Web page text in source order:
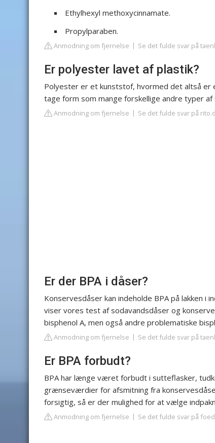
Ethylhexyl methoxycinnamate.
Propylparaben.
Anmodning om fjernelse Se det fulde svar på
Er polyester lavet af plastik?
Polyester er et kunststof, hvormed det altså er
tage form som mange forskellige andre typer
Anmodning om fjernelse Se det fulde svar på
Er der BPA i dåser?
Konservesdåser kan indeholde BPA på lakken
viser vores test af sodavandsdåser og
bisphenol A, men også andre problematiske
Anmodning om fjernelse Se det fulde svar på
Er BPA forbudt?
BPA har længe været forbudt i sutteflasker,
grænseværdier for afsmitning fra
forsigtig, så er der mulighed for at vælge
Anmodning om fjernelse Se det fulde svar på